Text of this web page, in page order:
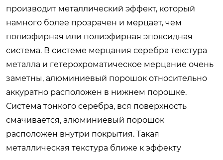
производит металлический эффект, который
намного более прозрачен и мерцает, чем
полиэфирная или полиэфирная эпоксидная
система. В системе мерцания серебра текстура
металла и гетерохроматическое мерцание очень
заметны, алюминиевый порошок относительно
аккуратно расположен в нижнем порошке.
Система тонкого серебра, вся поверхность
смачивается, алюминиевый порошок
расположен внутри покрытия. Такая
металлическая текстура ближе к эффекту